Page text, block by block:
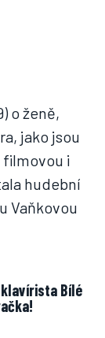
o ženě,
jako jsou
filmovou i
hudební
Vaňkovou
klavírista Bílé